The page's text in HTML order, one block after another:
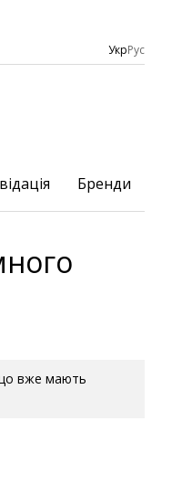
УкрРус
Бренди
що вже мають